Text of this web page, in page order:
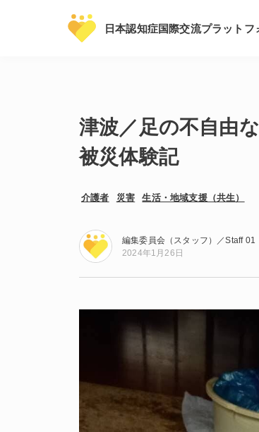
日本認知症国際交流プラットフ
津波／足の不自由
被災体験記
介護者 災害 生活・地域支援（共生）
編集委員会（スタッフ）／Staff 01
2024年1月26日